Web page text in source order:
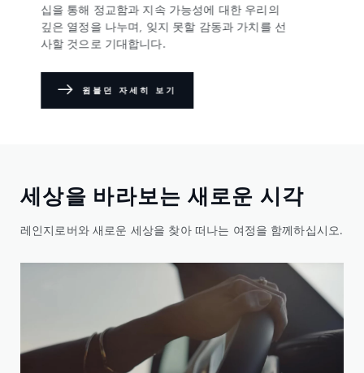
십을 통해 정교함과 지속 가능성에 대한 우리의
깊은 열정을 나누며, 잊지 못할 감동과 가치를 선
사할 것으로 기대합니다.
윔블던 자세히 보기
세상을 바라보는 새로운 시각
레인지로버와 새로운 세상을 찾아 떠나는 여정을 함께하십시오.